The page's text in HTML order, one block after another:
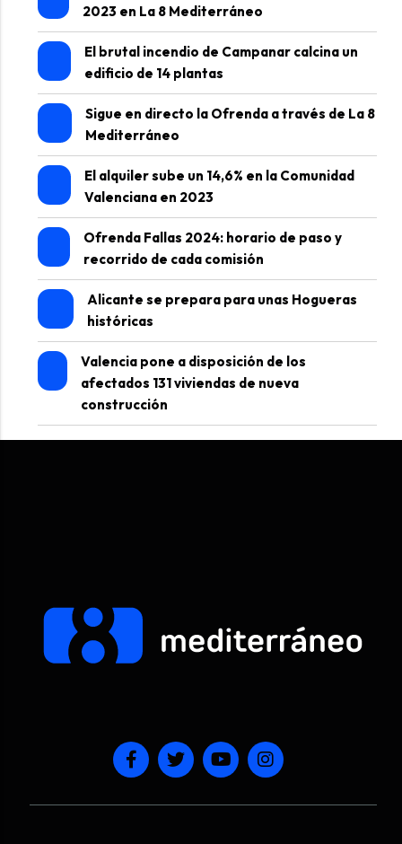
2023 en La 8 Mediterráneo
El brutal incendio de Campanar calcina un
edificio de 14 plantas
Sigue en directo la Ofrenda a través de La 8
Mediterráneo
El alquiler sube un 14,6% en la Comunidad
Valenciana en 2023
Ofrenda Fallas 2024: horario de paso y
recorrido de cada comisión
Alicante se prepara para unas Hogueras
históricas
Valencia pone a disposición de los
afectados 131 viviendas de nueva
construcción